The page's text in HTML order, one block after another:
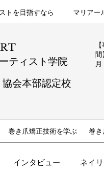
トを目指すなら マリアー
ティスト学院
会本部認定校
間】
巻き爪矯正技術を学ぶ 巻
インタビュー ネイ